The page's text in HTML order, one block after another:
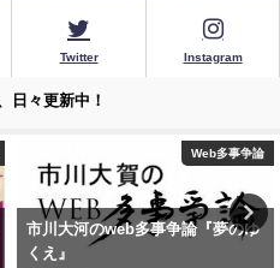
Twitter Instagram
日々更新中！
論 大河日々
市川大賀公式サイトの全容（？
2021年6月19日